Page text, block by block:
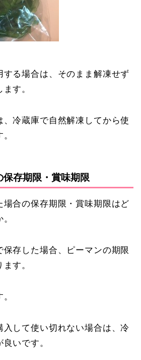
する場合は、そのまま解凍せず
す。
冷蔵庫で自然解凍してから使
保存期限・賞味期限
場合の保存期限・賞味期限はど
存した場合、ピーマンの期限
す。
入して使い切れない場合は、冷
いです。